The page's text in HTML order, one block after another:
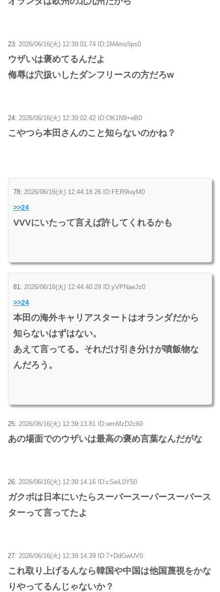
23: 2026/06/16(火) 12:39:01.74 ID:1M4ms5ps0
ウザいは褒めてるんだよ
侮辱は穴扱いしたダンフリースの方だろw
24: 2026/06/16(火) 12:39:02.42 ID:OK1N9+eB0
こやつら本田さんのこと知らないのかね？
78: 2026/06/16(火) 12:44:18.26 ID:FER9iuyM0
>>24
VVVにいたって言えば許してくれるかも
81: 2026/06/16(火) 12:44:40.29 ID:yVPNaeJz0
>>24
本田の海外キャリアスタートはオランダだから
知らないはずはない。
あえて言ってる。それだけ引き分けが噴飯物な
んだろう。
25: 2026/06/16(火) 12:39:13.81 ID:wmMzD2c60
あの場面でのウザいは最高の褒め言葉なんだがな
26: 2026/06/16(火) 12:39:14.16 ID:cSeiL0Y50
ガクポは日本にいたらスーパースーパースーパース
ターって言ってたよ
27: 2026/06/16(火) 12:39:14.39 ID:7+DdGwUV0
これ取り上げるんなら韓国や中国は他国蔑視をかな
りやってるんじゃないか？